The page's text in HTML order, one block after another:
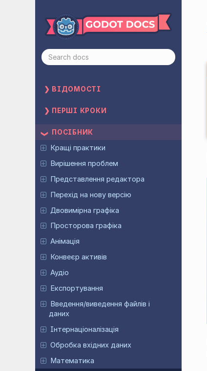
ВІДОМОСТІ
ПЕРШІ КРОКИ
ПОСІБНИК
Кращі практики
Вирішення проблем
Представлення редактора
Перехід на нову версію
Двовимірна графіка
Просторова графіка
Анімація
Конвеєр активів
Аудіо
Експортування
Введення/виведення файлів і
даних
Інтернаціоналізація
Обробка вхідних даних
Математика